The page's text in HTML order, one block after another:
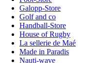
Galopp-Store
Golf and co
Handball-Store
House of Rugby
La sellerie de Maé
Made in Paradis
Nauti-wave